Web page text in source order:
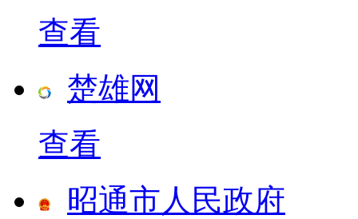
查看
楚雄网
查看
昭通市人民政府